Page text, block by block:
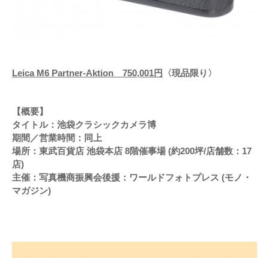
Leica M6 Partner-Aktion 750,001円 〈現品限り〉
【概要】
タイトル：池袋クラシックカメラ博
期間／営業時間：同上
場所：東武百貨店 池袋本店 8階催事場 (約200坪/店舗数：17
店)
主催：写真機商振興会後援：ワールドフォトプレス (モノ・
マガジン)